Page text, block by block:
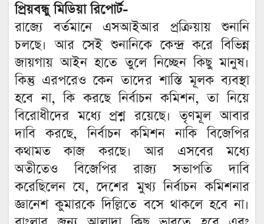
প্রিয়বন্ধু মিডিয়া রিপোর্ট-
রাজ্যে বর্তমানে এসআইআর প্রক্রিয়ায় শুনানি
চলছে। আর সেই শুনানিকে কেন্দ্র করে বিভিন্ন
জায়গায় আইন হাতে তুলে নিচ্ছেন কিছু মানুষ।
কিন্তু এরপরেও কেন তাদের শাস্তি মূলক ব্যবস্থা
হবে না, কি করছে নির্বাচন কমিশন, তা নিয়ে
বিরোধীদের মধ্যে প্রশ্ন রয়েছে। তৃণমূল আবার
দাবি করছে, নির্বাচন কমিশন নাকি বিজেপির
কথামত কাজ করছে। আর এসবের মধ্যে
অতীতেও বিজেপির রাজ্য সভাপতি দাবি
করেছিলেন যে, দেশের মুখ্য নির্বাচন কমিশনার
জ্ঞানেশ কুমারকে দিল্লিতে বসে থাকলে হবে না।